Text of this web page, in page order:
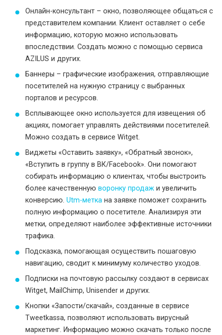
Онлайн-консультант – окно, позволяющее общаться с
представителем компании. Клиент оставляет о себе
информацию, которую можно использовать
впоследствии. Создать можно с помощью сервиса
AZILUS и других.
Баннеры – графические изображения, отправляющие
посетителей на нужную страницу с выбранных
порталов и ресурсов.
Всплывающее окно используется для извещения об
акциях, помогает управлять действиями посетителей.
Можно создать в сервисе Witget.
Виджеты «Оставить заявку», «Обратный звонок»,
«Вступить в группу в ВК/Facebook». Они помогают
собирать информацию о клиентах, чтобы выстроить
более качественную воронку продаж и увеличить
конверсию. Utm-метка на заявке поможет сохранить
полную информацию о посетителе. Анализируя эти
метки, определяют наиболее эффективные источники
трафика.
Подсказка, помогающая осуществить пошаговую
навигацию, сводит к минимуму количество уходов.
Подписки на почтовую рассылку создают в сервисах
Witget, MailChimp, Unisender и других.
Кнопки «Запости/скачай», созданные в сервисе
Тweetkassa, позволяют использовать вирусный
маркетинг. Информацию можно скачать только после